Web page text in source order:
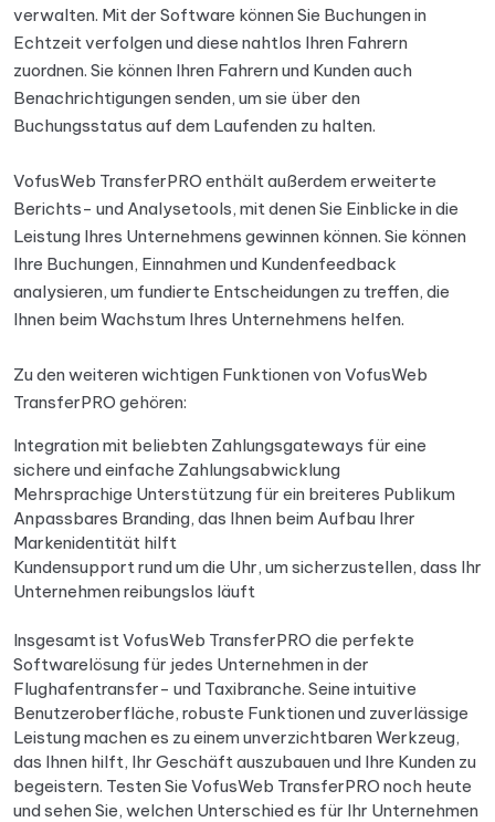
verwalten. Mit der Software können Sie Buchungen in
Echtzeit verfolgen und diese nahtlos Ihren Fahrern
zuordnen. Sie können Ihren Fahrern und Kunden auch
Benachrichtigungen senden, um sie über den
Buchungsstatus auf dem Laufenden zu halten.
VofusWeb TransferPRO enthält außerdem erweiterte
Berichts- und Analysetools, mit denen Sie Einblicke in die
Leistung Ihres Unternehmens gewinnen können. Sie können
Ihre Buchungen, Einnahmen und Kundenfeedback
analysieren, um fundierte Entscheidungen zu treffen, die
Ihnen beim Wachstum Ihres Unternehmens helfen.
Zu den weiteren wichtigen Funktionen von VofusWeb
TransferPRO gehören:
Integration mit beliebten Zahlungsgateways für eine
sichere und einfache Zahlungsabwicklung
Mehrsprachige Unterstützung für ein breiteres Publikum
Anpassbares Branding, das Ihnen beim Aufbau Ihrer
Markenidentität hilft
Kundensupport rund um die Uhr, um sicherzustellen, dass Ihr
Unternehmen reibungslos läuft
Insgesamt ist VofusWeb TransferPRO die perfekte
Softwarelösung für jedes Unternehmen in der
Flughafentransfer- und Taxibranche. Seine intuitive
Benutzeroberfläche, robuste Funktionen und zuverlässige
Leistung machen es zu einem unverzichtbaren Werkzeug,
das Ihnen hilft, Ihr Geschäft auszubauen und Ihre Kunden zu
begeistern. Testen Sie VofusWeb TransferPRO noch heute
und sehen Sie, welchen Unterschied es für Ihr Unternehmen